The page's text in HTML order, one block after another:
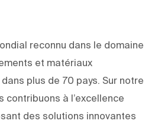
reconnu dans le domaine
et matériaux
plus de 70 pays. Sur notre
contribuons à l’excellence
des solutions innovantes